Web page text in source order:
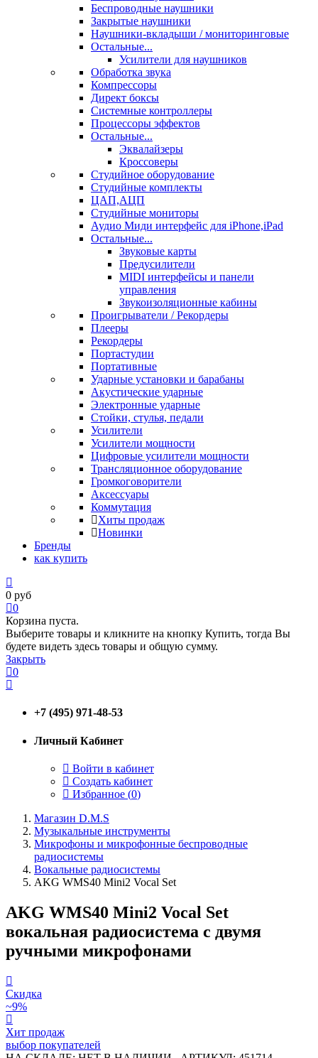
Беспроводные наушники
Закрытые наушники
Наушники-вкладыши / мониторинговые
Остальные...
Усилители для наушников
Обработка звука
Компрессоры
Директ боксы
Системные контроллеры
Процессоры эффектов
Остальные...
Эквалайзеры
Кроссоверы
Студийное оборудование
Студийные комплекты
ЦАП,АЦП
Студийные мониторы
Аудио Миди интерфейс для iPhone,iPad
Остальные...
Звуковые карты
Предусилители
MIDI интерфейсы и панели
управления
Звукоизоляционные кабины
Проигрыватели / Рекордеры
Плееры
Рекордеры
Портастудии
Портативные
Ударные установки и барабаны
Акустические ударные
Электронные ударные
Стойки, стулья, педали
Усилители
Усилители мощности
Цифровые усилители мощности
Трансляционное оборудование
Громкоговорители
Аксессуары
Коммутация
Хиты продаж
Новинки
Бренды
как купить
0 руб
0
Корзина пуста.
Выберите товары и кликните на кнопку Купить, тогда Вы
будете видеть здесь товары и общую сумму.
Закрыть
0
+7 (495) 971-48-53
Личный Кабинет
Войти в кабинет
Создать кабинет
Избранное (0)
Магазин D.M.S
Музыкальные инструменты
Микрофоны и микрофонные беспроводные
радиосистемы
Вокальные радиосистемы
AKG WMS40 Mini2 Vocal Set
AKG WMS40 Mini2 Vocal Set
вокальная радиосистема c двумя
ручными микрофонами
Скидка
~9%
Хит продаж
выбор покупателей